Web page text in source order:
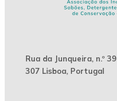
Rua da Junqueira, n.º 39
307 Lisboa, Portugal